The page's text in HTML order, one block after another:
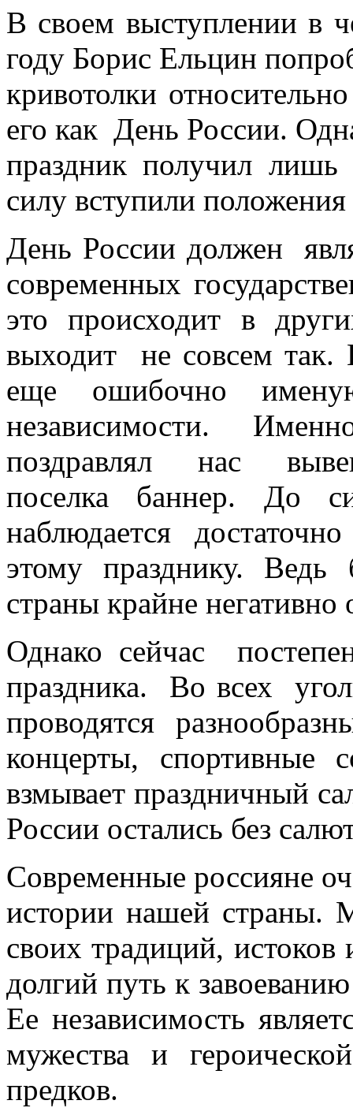
В своем выступлении в
году Борис Ельцин
кривотолки
его как День России.
праздник получил
силу вступили
День России должен
современных
это происходит в
выходит не совсем так.
еще ошибочно
независимости.
поздравлял нас
поселка баннер. До
наблюдается
этому празднику. Ведь
страны крайне
Однако сейчас
праздника. Во всех
проводятся
концерты, спортивные
взмывает праздничный
России остались без
Современные россияне
истории нашей страны.
своих традиций,
долгий путь к
Ее независимость
мужества и
предков.